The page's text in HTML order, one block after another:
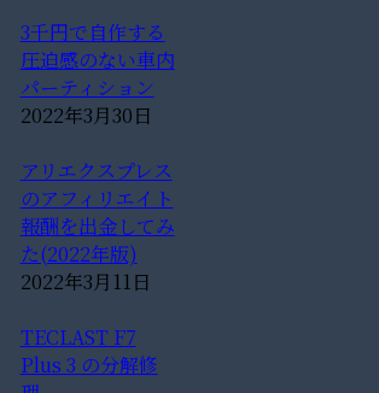
3千円で自作する
圧迫感のない車内
パーティション
2022年3月30日
アリエクスプレス
のアフィリエイト
報酬を出金してみ
た(2022年版)
2022年3月11日
TECLAST F7
Plus 3 の分解修